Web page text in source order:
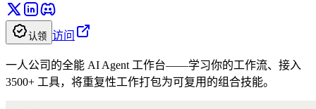
认领 访问
一人公司的全能 AI Agent 工作台——学习你的工作流、接入
3500+ 工具，将重复性工作打包为可复用的组合技能。